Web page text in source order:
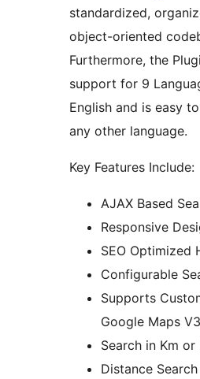
standardized,
object-oriented
Furthermore, the
support for 9
English and is easy
any other language.
Key Features Include:
AJAX Based
Responsive
SEO Optimized
Configurable
Supports
Google Maps V3
Search in Km or
Distance